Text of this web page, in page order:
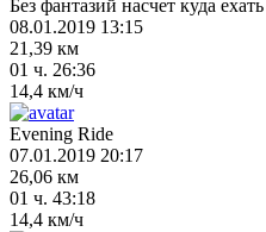
Без фантазий насчет куда ехать
08.01.2019 13:15
21,39 км
01 ч. 26:36
14,4 км/ч
Evening Ride
07.01.2019 20:17
26,06 км
01 ч. 43:18
14,4 км/ч